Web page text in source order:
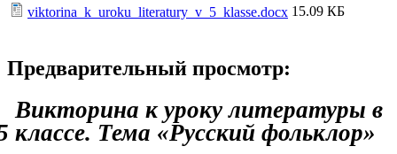
viktorina_k_uroku_literatury_v_5_klasse.docx 15.09 КБ
Предварительный просмотр:
Викторина к уроку литературы в
классе. Тема «Русский фольклор»